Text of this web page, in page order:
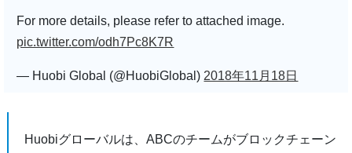
For more details, please refer to attached image.
pic.twitter.com/odh7Pc8K7R
— Huobi Global (@HuobiGlobal) 2018年11月18日
Huobiグローバルは、ABCのチームがブロックチェーン